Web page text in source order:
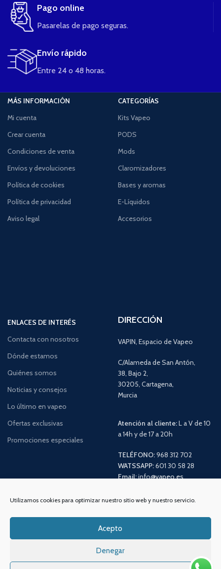
Utilizamos cookies para optimizar nuestro sitio web y nuestro servicio.
Acepto
Denegar
Pago online
Pasarelas de pago seguras.
Envío rápido
Entre 24 o 48 horas.
MÁS INFORMACIÓN
Mi cuenta
Crear cuenta
Condiciones de venta
Envíos y devoluciones
Política de cookies
Política de privacidad
Aviso legal
CATEGORÍAS
Kits Vapeo
PODS
Mods
Claromizadores
Bases y aromas
E-Líquidos
Accesorios
ENLACES DE INTERÉS
Contacta con nosotros
Dónde estamos
Quiénes somos
Noticias y consejos
Lo último en vapeo
Ofertas exclusivas
Promociones especiales
DIRECCIÓN
VAPIN, Espacio de Vapeo
C/Alameda de San Antón,
38, Bajo 2,
30205, Cartagena,
Murcia
Atención al cliente:L a V de 10
a 14h y de 17 a 20h
TELÉFONO:968 312 702
WATSSAPP:601 30 58 28
Email:info@vapeo.es